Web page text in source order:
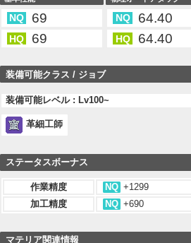
NQ 69
HQ 69
NQ 64.40
HQ 64.40
装備可能クラス / ジョブ
装備可能レベル : Lv100~
革細工師
ステータスボーナス
作業精度 NQ +1299
加工精度
NQ +690
マテリア関連情報